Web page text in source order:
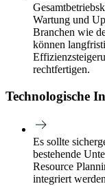
Wartung und
Branchen wie
können
rechtfertigen.
Technologische
Es sollte
bestehende
Resource
integriert